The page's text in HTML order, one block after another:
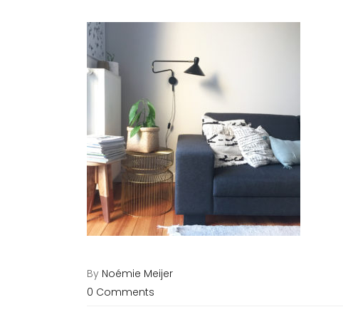
By Noémie Meijer
0 Comments